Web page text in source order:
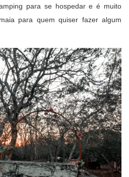
para se hospedar e é muito
para quem quiser fazer algum